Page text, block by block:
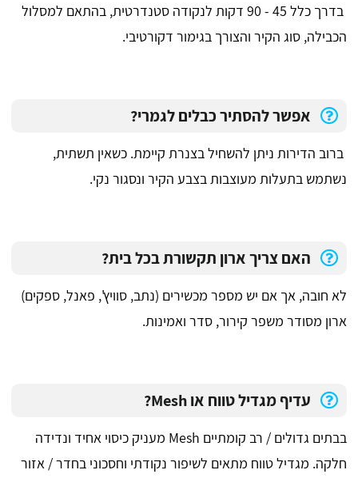
בדרך כלל 45 - 90 דקות לנקודה סטנדרטית, בהתאם למסלול
הכבילה, סוג הקיר והצורך בגימור דקורטיבי.
אפשר להסתיר כבלים לגמרי?
ברוב הדירות ניתן להשחיל בצנרת קיימת. כשאין תשתית,
נשתמש בתעלות מעוצבות בצבע הקיר ונסגור נקי.
האם צריך ארון תקשורת בכל בית?
לא חובה, אך אם יש מספר מכשירים (נתב, סוויץ', פאנל, ספקים)
ארון מסודר משפר קירור, סדר ואמינות.
עדיף מגדיל טווח או Mesh?
בבתים גדולים / רב קומתיים Mesh מעניק כיסוי אחיד ונדידה
חלקה. מגדיל טווח מתאים לשיפור נקודתי וחסכוני בחדר / אזור